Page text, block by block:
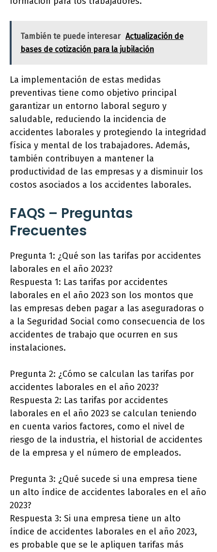
También te puede interesar Actualización de
bases de cotización para la jubilación
La implementación de estas medidas
preventivas tiene como objetivo principal
garantizar un entorno laboral seguro y
saludable, reduciendo la incidencia de
accidentes laborales y protegiendo la integridad
física y mental de los trabajadores. Además,
también contribuyen a mantener la
productividad de las empresas y a disminuir los
costos asociados a los accidentes laborales.
FAQS – Preguntas
Frecuentes
Pregunta 1: ¿Qué son las tarifas por accidentes
laborales en el año 2023?
Respuesta 1: Las tarifas por accidentes
laborales en el año 2023 son los montos que
las empresas deben pagar a las aseguradoras o
a la Seguridad Social como consecuencia de los
accidentes de trabajo que ocurren en sus
instalaciones.
Pregunta 2: ¿Cómo se calculan las tarifas por
accidentes laborales en el año 2023?
Respuesta 2: Las tarifas por accidentes
laborales en el año 2023 se calculan teniendo
en cuenta varios factores, como el nivel de
riesgo de la industria, el historial de accidentes
de la empresa y el número de empleados.
Pregunta 3: ¿Qué sucede si una empresa tiene
un alto índice de accidentes laborales en el año
2023?
Respuesta 3: Si una empresa tiene un alto
índice de accidentes laborales en el año 2023,
es probable que se le apliquen tarifas más